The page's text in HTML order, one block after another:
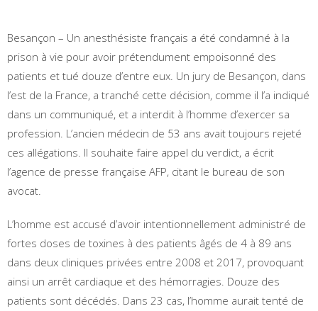
Besançon – Un anesthésiste français a été condamné à la
prison à vie pour avoir prétendument empoisonné des
patients et tué douze d’entre eux. Un jury de Besançon, dans
l’est de la France, a tranché cette décision, comme il l’a indiqué
dans un communiqué, et a interdit à l’homme d’exercer sa
profession. L’ancien médecin de 53 ans avait toujours rejeté
ces allégations. Il souhaite faire appel du verdict, a écrit
l’agence de presse française AFP, citant le bureau de son
avocat.
L’homme est accusé d’avoir intentionnellement administré de
fortes doses de toxines à des patients âgés de 4 à 89 ans
dans deux cliniques privées entre 2008 et 2017, provoquant
ainsi un arrêt cardiaque et des hémorragies. Douze des
patients sont décédés. Dans 23 cas, l’homme aurait tenté de